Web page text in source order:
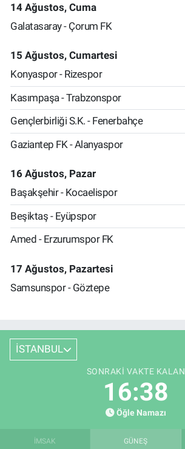
14 Ağustos, Cuma
Galatasaray - Çorum FK
15 Ağustos, Cumartesi
Konyaspor - Rizespor
Kasımpaşa - Trabzonspor
Gençlerbirliği S.K. - Fenerbahçe
Gaziantep FK - Alanyaspor
16 Ağustos, Pazar
Başakşehir - Kocaelispor
Beşiktaş - Eyüpspor
Amed - Erzurumspor FK
17 Ağustos, Pazartesi
Samsunspor - Göztepe
İSTANBUL
SONRAKI VAKTE KALAN
16:37
Öğle Namazı
İMSAK GÜNEŞ